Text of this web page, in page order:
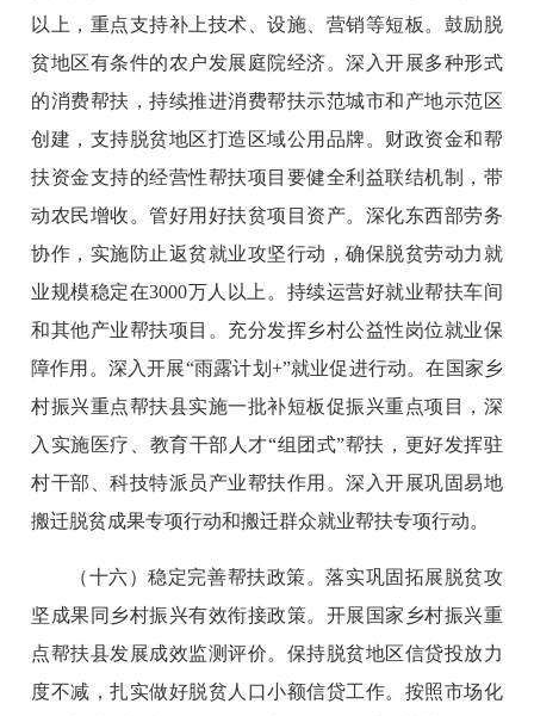
以上，重点支持补上技术、设施、营销等短板。鼓励脱
贫地区有条件的农户发展庭院经济。深入开展多种形式
的消费帮扶，持续推进消费帮扶示范城市和产地示范区
创建，支持脱贫地区打造区域公用品牌。财政资金和帮
扶资金支持的经营性帮扶项目要健全利益联结机制，带
动农民增收。管好用好扶贫项目资产。深化东西部劳务
协作，实施防止返贫就业攻坚行动，确保脱贫劳动力就
业规模稳定在3000万人以上。持续运营好就业帮扶车间
和其他产业帮扶项目。充分发挥乡村公益性岗位就业保
障作用。深入开展“雨露计划+”就业促进行动。在国家乡
村振兴重点帮扶县实施一批补短板促振兴重点项目，深
入实施医疗、教育干部人才“组团式”帮扶，更好发挥驻
村干部、科技特派员产业帮扶作用。深入开展巩固易地
搬迁脱贫成果专项行动和搬迁群众就业帮扶专项行动。
（十六）稳定完善帮扶政策。落实巩固拓展脱贫攻
坚成果同乡村振兴有效衔接政策。开展国家乡村振兴重
点帮扶县发展成效监测评价。保持脱贫地区信贷投放力
度不减，扎实做好脱贫人口小额信贷工作。按照市场化